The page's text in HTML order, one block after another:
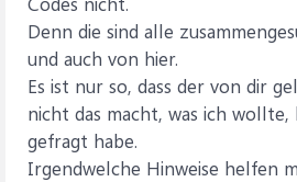
Denn die sind alle
und auch von hier.
Es ist nur so, dass der von dir
nicht das macht, was ich wollte,
gefragt habe.
Irgendwelche Hinweise helfen